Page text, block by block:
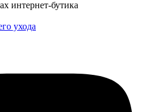
интернет-бутика
ухода